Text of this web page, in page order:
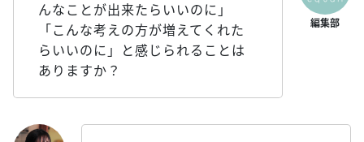
んなことが出来たらいいのに」
「こんな考えの方が増えてくれた
らいいのに」と感じられることは
ありますか？